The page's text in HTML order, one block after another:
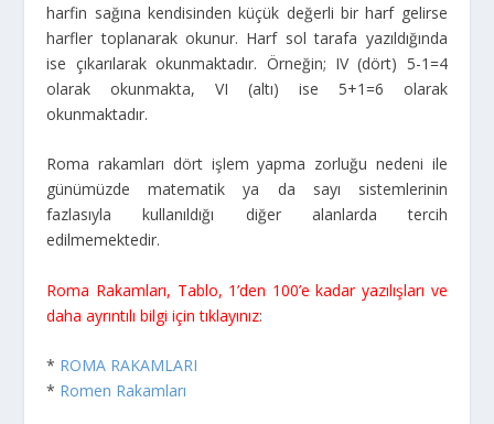
harfin sağına kendisinden küçük değerli bir harf gelirse
harfler toplanarak okunur. Harf sol tarafa yazıldığında
ise çıkarılarak okunmaktadır. Örneğin; IV (dört) 5-1=4
olarak okunmakta, VI (altı) ise 5+1=6 olarak
okunmaktadır.
Roma rakamları dört işlem yapma zorluğu nedeni ile
günümüzde matematik ya da sayı sistemlerinin
fazlasıyla kullanıldığı diğer alanlarda tercih
edilmemektedir.
Roma Rakamları, Tablo, 1’den 100’e kadar yazılışları ve
daha ayrıntılı bilgi için tıklayınız:
* ROMA RAKAMLARI
* Romen Rakamları